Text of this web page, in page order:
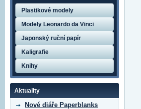
Plastikové modely
Modely Leonardo da Vinci
Japonský ruční papír
Kaligrafie
Knihy
Aktuality
Nové diáře Paperblanks